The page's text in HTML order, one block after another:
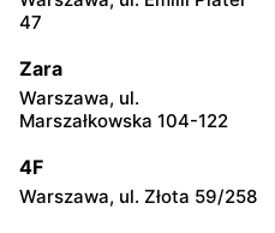
Legionowo, ul. Marsz.
CCC
Wołomin, ul. Geodetów 2
CCC
Podkowa Leśna, ul. Gołębia
47
Zara
Warszawa, ul.
Marszałkowska 104-122
4F
Warszawa, ul. Złota 59/258